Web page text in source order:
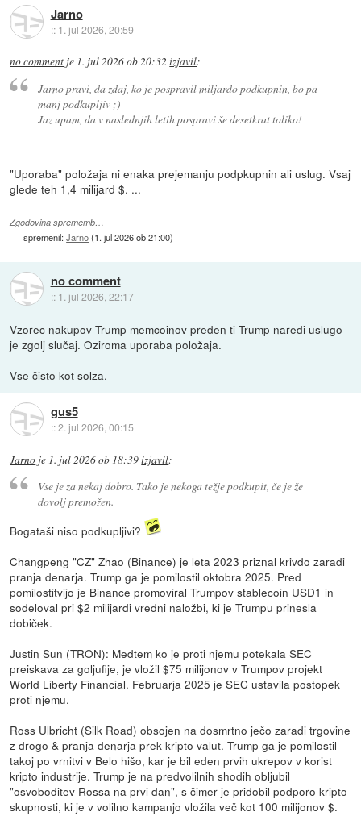
Jarno
:: 1. jul 2026, 20:59
no comment je 1. jul 2026 ob 20:32 izjavil:
Jarno pravi, da zdaj, ko je pospravil miljardo podkupnin, bo pa
manj podkupljiv ;)
Jaz upam, da v naslednjih letih pospravi še desetkrat toliko!
"Uporaba" položaja ni enaka prejemanju podpkupnin ali uslug. Vsaj
glede teh 1,4 milijard $. ...
Zgodovina sprememb…
spremenil:Jarno(1. jul 2026 ob 21:00)
no comment
:: 1. jul 2026, 22:17
Vzorec nakupov Trump memcoinov preden ti Trump naredi uslugo
je zgolj slučaj. Oziroma uporaba položaja.
Vse čisto kot solza.
gus5
::2. jul 2026, 00:15
Jarno je 1. jul 2026 ob 18:39izjavil:
Vse je za nekaj dobro. Tako je nekoga težje podkupit, če je že
dovolj premožen.
Bogataši niso podkupljivi?
Changpeng "CZ" Zhao (Binance) je leta 2023 priznal krivdo zaradi
pranja denarja. Trump ga je pomilostil oktobra 2025. Pred
pomilostitvijo je Binance promoviral Trumpov stablecoin USD1 in
sodeloval pri $2 milijardi vredni naložbi, ki je Trumpu prinesla
dobiček.
Justin Sun (TRON): Medtem ko je proti njemu potekala SEC
preiskava za goljufije, je vložil $75 milijonov v Trumpov projekt
World Liberty Financial. Februarja 2025 je SEC ustavila postopek
proti njemu.
Ross Ulbricht (Silk Road) obsojen na dosmrtno ječo zaradi trgovine
z drogo & pranja denarja prek kripto valut. Trump ga je pomilostil
takoj po vrnitvi v Belo hišo, kar je bil eden prvih ukrepov v korist
kripto industrije. Trump je na predvolilnih shodih obljubil
"osvoboditev Rossa na prvi dan", s čimer je pridobil podporo kripto
skupnosti, ki je v volilno kampanjo vložila več kot 100 milijonov $.